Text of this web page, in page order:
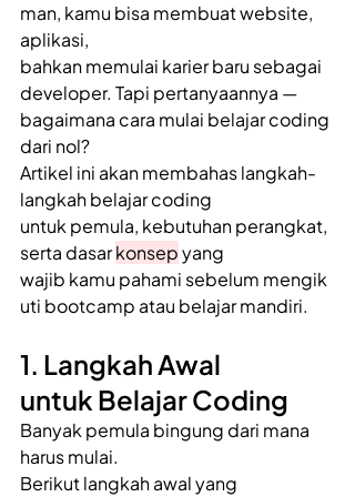
man, kamu bisa membuat website,
aplikasi,
bahkan memulai karier baru sebagai
developer. Tapi pertanyaannya —
bagaimana cara mulai belajar coding
dari nol?
Artikel ini akan membahas langkah-
langkah belajar coding
untuk pemula, kebutuhan perangkat,
serta dasar konsep yang
wajib kamu pahami sebelum mengik
uti bootcamp atau belajar mandiri.
1. Langkah Awal
untuk Belajar Coding
Banyak pemula bingung dari mana
harus mulai.
Berikut langkah awal yang